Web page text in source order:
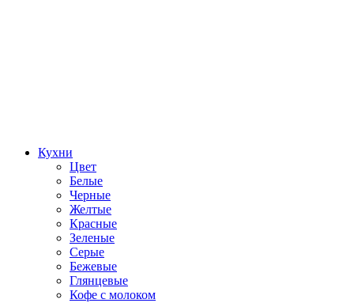
Кухни
Цвет
Белые
Черные
Желтые
Красные
Зеленые
Серые
Бежевые
Глянцевые
Кофе с молоком